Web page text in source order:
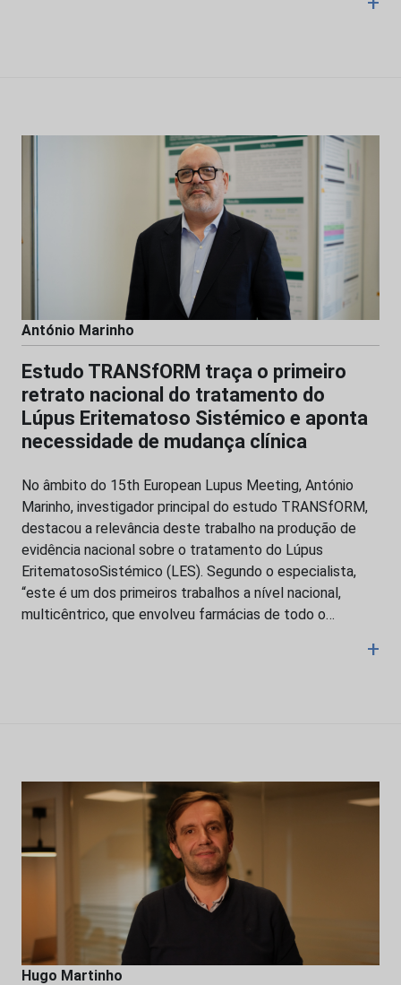
António Marinho
Estudo TRANSfORM traça o primeiro
retrato nacional do tratamento do
Lúpus Eritematoso Sistémico e aponta
necessidade de mudança clínica
No âmbito do 15th European Lupus Meeting, António
Marinho, investigador principal do estudo TRANSfORM,
destacou a relevância deste trabalho na produção de
evidência nacional sobre o tratamento do Lúpus
EritematosoSistémico (LES). Segundo o especialista,
“este é um dos primeiros trabalhos a nível nacional,
multicêntrico, que envolveu farmácias de todo o…
+
Hugo Martinho